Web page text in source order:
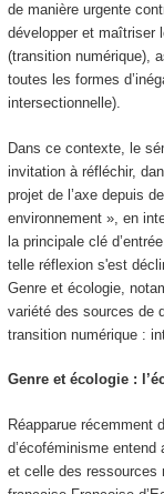
de manière urgente
développer et maîtriser
(transition numérique),
toutes les formes
intersectionnelle).
Dans ce contexte, le
invitation à réfléchir,
projet de l’axe depuis
environnement », en
la principale clé
telle réflexion s'est
Genre et écologie,
variété des sources de
transition numérique :
Genre et écologie :
Réapparue récemment
d’écoféminisme
et celle des ressources